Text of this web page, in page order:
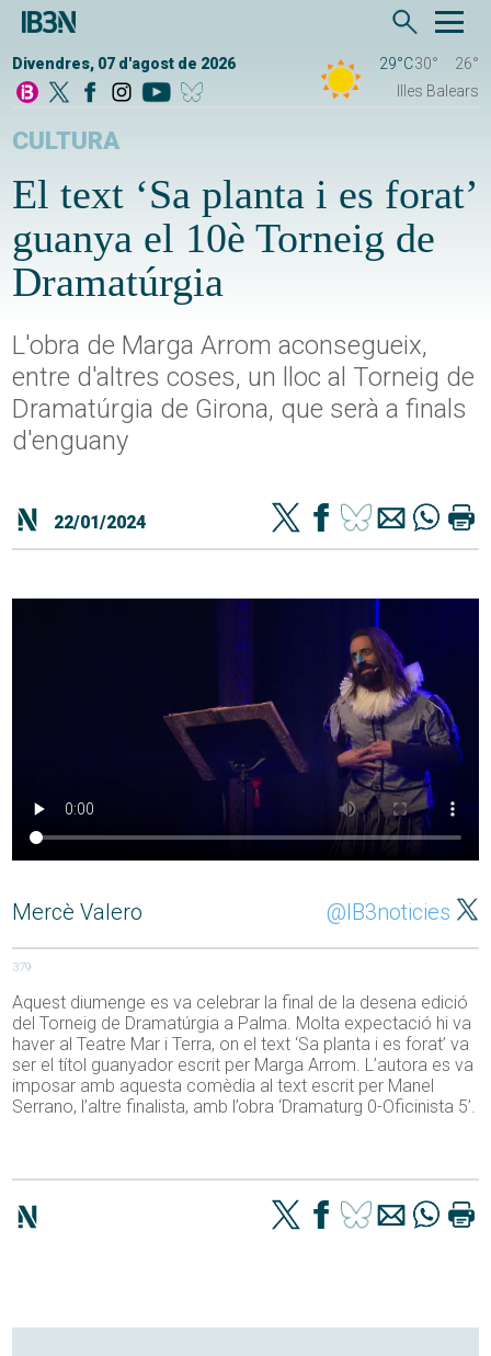
Divendres, 07 d'agost de 2026 29°C30°
26°
Illes Balears
CULTURA
El text ‘Sa planta i es forat’
guanya el 10è Torneig de
Dramatúrgia
L'obra de Marga Arrom aconsegueix,
entre d'altres coses, un lloc al Torneig de
Dramatúrgia de Girona, que serà a finals
d'enguany
22/01/2024
Mercè Valero @IB3noticies
379
Aquest diumenge es va celebrar la final de la desena edició
del Torneig de Dramatúrgia a Palma. Molta expectació hi va
haver al Teatre Mar i Terra, on el text ‘Sa planta i es forat’ va
ser el títol guanyador escrit per Marga Arrom. L’autora es va
imposar amb aquesta comèdia al text escrit per Manel
Serrano, l’altre finalista, amb l’obra ‘Dramaturg 0-Oficinista 5’.